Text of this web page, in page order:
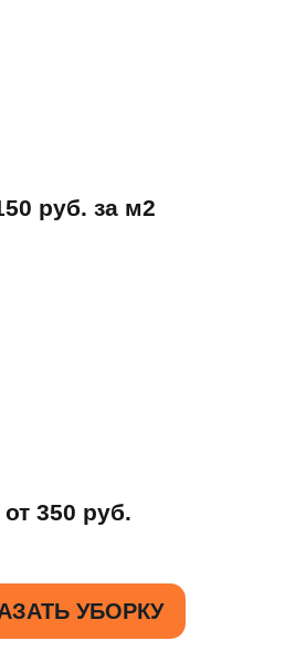
руб. за м2
от 350 руб.
УБОРКУ